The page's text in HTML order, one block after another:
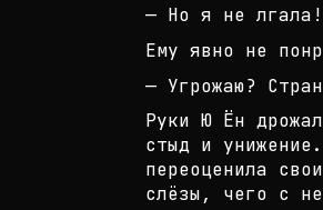
— Но я не
Ему явно не
— Угрожаю?
Руки Ю Ён
стыд и
переоценила
слёзы, чего с